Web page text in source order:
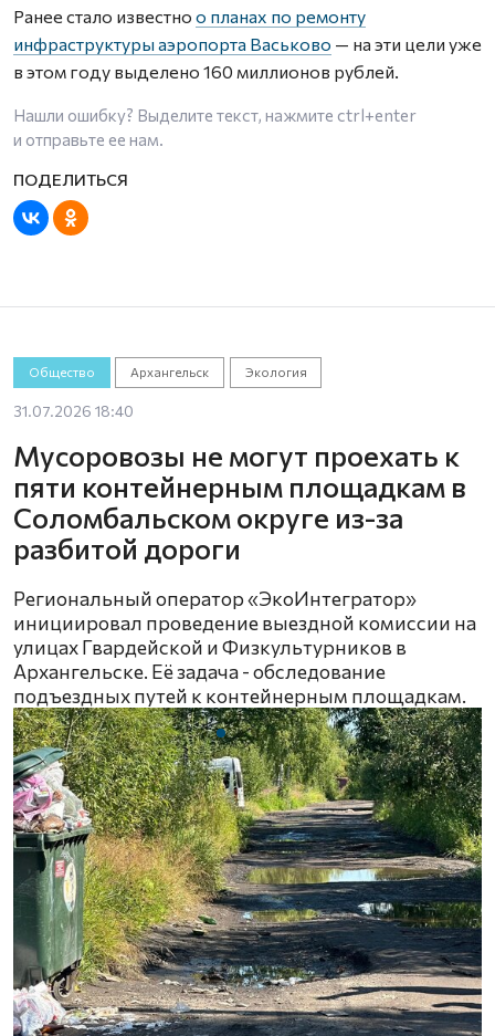
Ранее стало известно о планах по ремонту
инфраструктуры аэропорта Васьково — на эти цели уже
в этом году выделено 160 миллионов рублей.
Нашли ошибку? Выделите текст, нажмите ctrl+enter
и отправьте ее нам.
Общество Архангельск Экология
31.07.2026 18:40
Мусоровозы не могут проехать к
пяти контейнерным площадкам в
Соломбальском округе из-за
разбитой дороги
Региональный оператор «ЭкоИнтегратор»
инициировал проведение выездной комиссии на
улицах Гвардейской и Физкультурников в
Архангельске. Её задача - обследование
подъездных путей к контейнерным площадкам.